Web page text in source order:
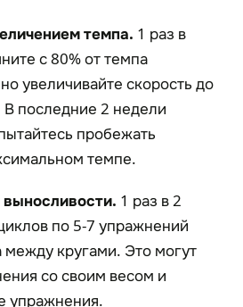
темпа. 1 раз в
с 80% от темпа
увеличивайте скорость до
последние 2 недели
пробежать
темпе.
1 раз в 2
по 5-7 упражнений
между кругами. Это могут
со своим весом и
упражнения.